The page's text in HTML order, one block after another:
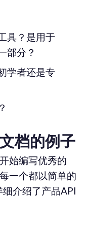
具？是用于
部分？
学者还是专
档的例子
始编写优秀的
一个都以简单的
介绍了产品API